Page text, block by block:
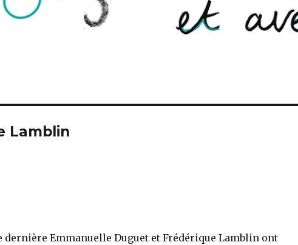
Lamblin
dernière Emmanuelle Duguet et Frédérique Lamblin ont